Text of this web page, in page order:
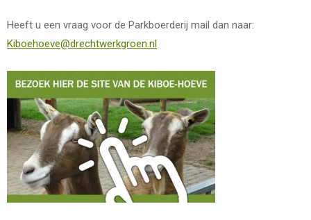
Heeft u een vraag voor de Parkboerderij mail dan naar:
Kiboehoeve@drechtwerkgroen.nl